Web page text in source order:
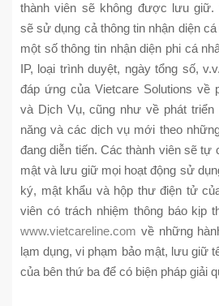
thành viên sẽ không được lưu giữ.
sẽ sử dụng cả thông tin nhận diện
một số thông tin nhận diện phi cá
IP, loại trình duyệt, ngày tổng số,
đáp ứng của Vietcare Solutions về
và Dịch Vụ, cũng như về phát
năng và các dịch vụ mới theo
đang diễn tiến. Các thành viên sẽ tự
mật và lưu giữ mọi hoạt động sử
ký, mật khẩu và hộp thư điện tử
viên có trách nhiệm thông báo kịp
www.vietcareline.com về những
lạm dụng, vi phạm bảo mật, lưu giữ
của bên thứ ba để có biện pháp giải